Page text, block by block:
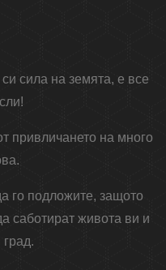
сила на земята, е все
привличането на много
го подложите, защото
саботират живота ви и